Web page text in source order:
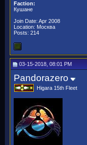
Faction:
Кушане
Join Date: Apr 2008
Location: Москва
Posts: 214
03-15-2018, 08:01 PM
Pandorazero
Higara 15th Fleet